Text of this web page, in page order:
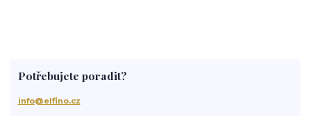
Potřebujete poradit?
info@elfino.cz